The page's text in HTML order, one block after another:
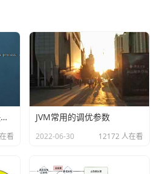
的觉醒和不懈的努力, 你的信念
如何使用阿里的Arthas快速定位正在线上运行的程序问题
看
JVM常用的调优参数
2022-06-30 12172 人在看